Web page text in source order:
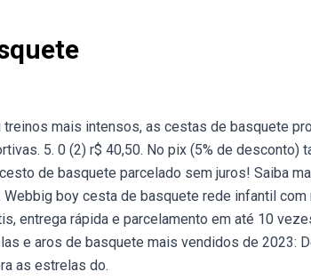
mais intensos, as cestas de basquete
5. 0 (2) r$ 40,50. No pix (5% de desconto)
de basquete parcelado sem juros! Saiba
boy cesta de basquete rede infantil com
entrega rápida e parcelamento em até 10
e aros de basquete mais vendidos de 2023:
as estrelas do.